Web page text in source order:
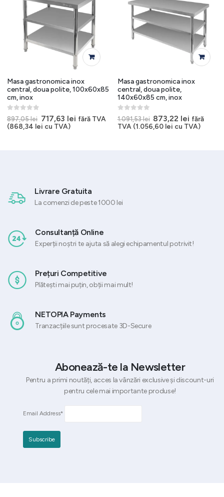
Masa gastronomica inox
central, doua polite, 100x60x85
cm, inox
0out of 5
897,05lei Prețul
inițial
717,63 leiPrețul
fără TVA
(868,34 lei cu TVA)
Masa gastronomica inox
central, doua polite,
140x60x85 cm, inox
0 out of 5
1.091,53lei Prețul
inițial
a
873,22 lei Prețul
curent
fără
TVA (1.056,60 lei cu TVA)
Livrare Gratuita
La comenzi de peste 1000 lei
Consultanță Online
Experții noștri te ajuta să alegi echipamentul potrivit!
Prețuri Competitive
Plătești mai puțin, obții mai mult!
NETOPIA Payments
Tranzacțiile sunt procesate 3D-Secure
Abonează-te la Newsletter
Pentru a primi noutăți, acces la vânzări exclusive și discount-uri
pentru cele mai importante produse!
Email Address*